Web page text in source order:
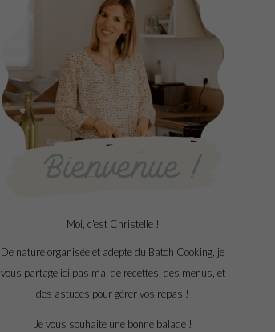
Moi, c'est Christelle !
De nature organisée et adepte du Batch Cooking, je
vous partage ici pas mal de recettes, des menus, et
des astuces pour gérer vos repas !
Je vous souhaite une bonne balade !